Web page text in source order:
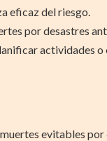
eficaz del riesgo.
por desastres
actividades o
evitables por